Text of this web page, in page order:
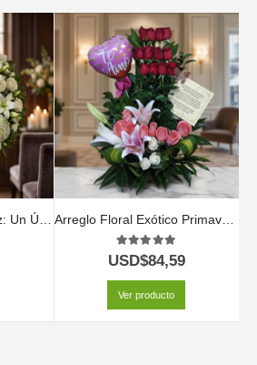
Arreglo Floral Exótico Primaveral
5.00out of 5
USD$84,59
Ver producto